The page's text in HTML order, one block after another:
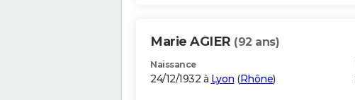
Marie AGIER (92 ans)
Naissance
24/12/1932 à Lyon (Rhône)